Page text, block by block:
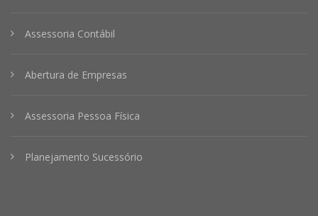
Assessoria Contábil
Abertura de Empresas
Assessoria Pessoa Física
Planejamento Sucessório